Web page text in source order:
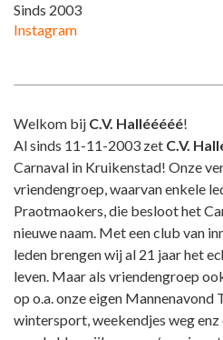
Sinds 2003
Instagram
Welkom bij C.V. Hallééééé!
Al sinds 11-11-2003 zet C.V.
Carnaval in Kruikenstad! Onze
vriendengroep, waarvan enkele
Praotmaokers, die besloot het
nieuwe naam. Met een club van
leden brengen wij al 21 jaar het
leven. Maar als vriendengroep
op o.a. onze eigen Mannenavond
wintersport, weekendjes weg